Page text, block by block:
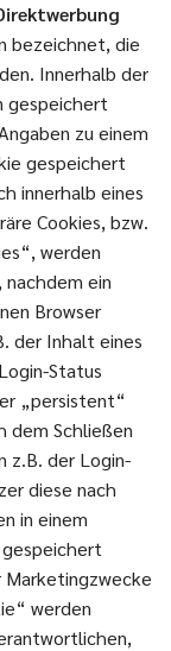
bezeichnet, die
Innerhalb der
gespeichert
zu einem
gespeichert
innerhalb eines
Cookies, bzw.
werden
ein
Browser
der Inhalt eines
Status
„persistent“
dem Schließen
z.B. der Login-
diese nach
in einem
Marketingzwecke
werden